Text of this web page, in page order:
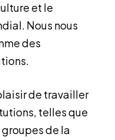
et le
Nous nous
des
de travailler
telles que
de la